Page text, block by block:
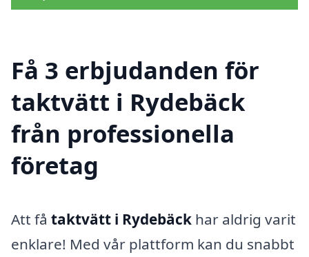
Få 3 erbjudanden för
taktvätt i Rydebäck
från professionella
företag
Att få taktvätt i Rydebäck har aldrig varit
enklare! Med vår plattform kan du snabbt